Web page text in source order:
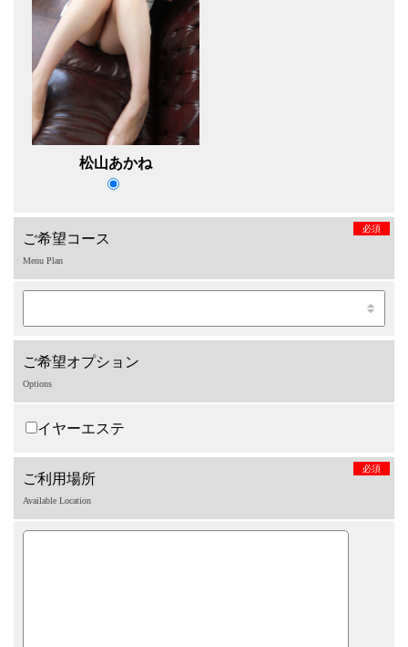
松山あかね
ご希望コース
必須
Menu Plan
ご希望オプション
Options
イヤーエステ
ご利用場所
必須
Available Location